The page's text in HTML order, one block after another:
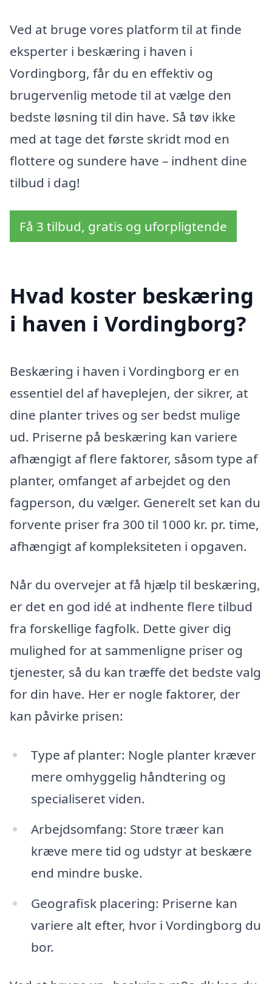
Ved at bruge vores platform til at finde
eksperter i beskæring i haven i
Vordingborg, får du en effektiv og
brugervenlig metode til at vælge den
bedste løsning til din have. Så tøv ikke
med at tage det første skridt mod en
flottere og sundere have – indhent dine
tilbud i dag!
Få 3 tilbud, gratis og uforpligtende
Hvad koster beskæring
i haven i Vordingborg?
Beskæring i haven i Vordingborg er en
essentiel del af haveplejen, der sikrer, at
dine planter trives og ser bedst mulige
ud. Priserne på beskæring kan variere
afhængigt af flere faktorer, såsom type af
planter, omfanget af arbejdet og den
fagperson, du vælger. Generelt set kan du
forvente priser fra 300 til 1000 kr. pr. time,
afhængigt af kompleksiteten i opgaven.
Når du overvejer at få hjælp til beskæring,
er det en god idé at indhente flere tilbud
fra forskellige fagfolk. Dette giver dig
mulighed for at sammenligne priser og
tjenester, så du kan træffe det bedste valg
for din have. Her er nogle faktorer, der
kan påvirke prisen:
Type af planter: Nogle planter kræver
mere omhyggelig håndtering og
specialiseret viden.
Arbejdsomfang: Store træer kan
kræve mere tid og udstyr at beskære
end mindre buske.
Geografisk placering: Priserne kan
variere alt efter, hvor i Vordingborg du
bor.